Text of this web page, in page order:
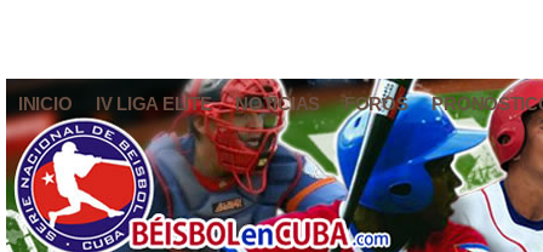
INICIO IV LIGA ELITE NOTICIAS FOROS